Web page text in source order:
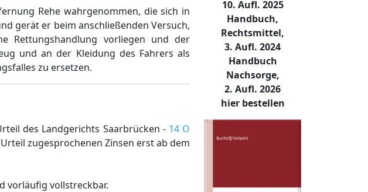
Rehe wahrgenommen, die sich in
gerät er beim anschließenden Versuch,
Rettungshandlung vorliegen und der
und an der Kleidung des Fahrers als
zu ersetzen.
des Landgerichts Saarbrücken - 14 O
zugesprochenen Zinsen erst ab dem
vorläufig vollstreckbar.
10. Aufl. 2025
Handbuch,
Rechtsmittel,
3. Aufl. 2024
Handbuch
Nachsorge,
2. Aufl. 2026
hier bestellen